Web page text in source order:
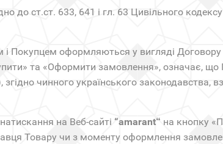
ст.ст. 633, 641 і гл. 63 Цивільного кодексу
і Покупцем оформляються у вигляді Договору
та «Оформити замовлення», означає, що
чинного українського законодавства,
на Веб-сайті “amarant“ на кнопку
Товару чи з моменту оформлення